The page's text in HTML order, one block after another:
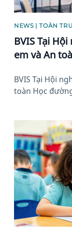
NEWS | TOÀN
BVIS Tại
em và An
BVIS Tại Hội
toàn Học
News image